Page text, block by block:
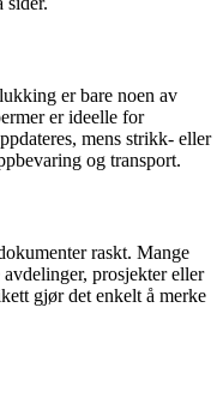
er bare noen av
er ideelle for
mens strikk- eller
og transport.
raskt. Mange
prosjekter eller
gjør det enkelt å merke